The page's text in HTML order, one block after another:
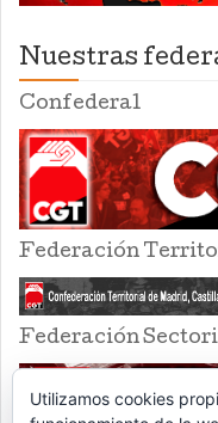
Nuestras
Confederal
Federación
Federación
Utilizamos cookies